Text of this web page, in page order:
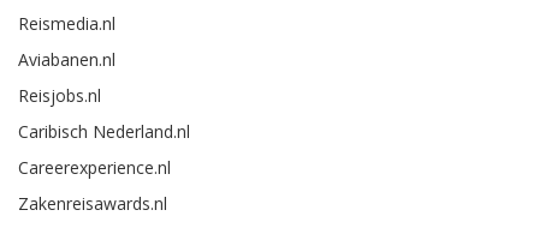
Reismedia.nl
Aviabanen.nl
Reisjobs.nl
Caribisch Nederland.nl
Careerexperience.nl
Zakenreisawards.nl